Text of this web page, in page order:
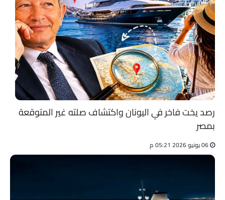
رصد يخت فاخر في اليونان واكتشاف صلته غير المتوقعة
بمصر